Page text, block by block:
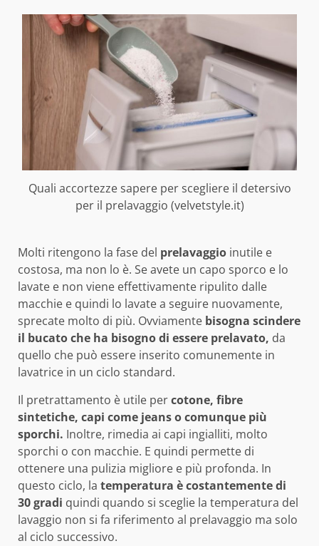
Quali accortezze sapere per scegliere il detersivo
per il prelavaggio (velvetstyle.it)
Molti ritengono la fase del prelavaggio inutile e
costosa, ma non lo è. Se avete un capo sporco e lo
lavate e non viene effettivamente ripulito dalle
macchie e quindi lo lavate a seguire nuovamente,
sprecate molto di più. Ovviamente bisogna scindere
il bucato che ha bisogno di essere prelavato, da
quello che può essere inserito comunemente in
lavatrice in un ciclo standard.
Il pretrattamento è utile percotone, fibre
sintetiche, capi come jeans o comunque più
sporchi. Inoltre, rimedia ai capi ingialliti, molto
sporchi o con macchie. E quindi permette di
ottenere una pulizia migliore e più profonda. In
questo ciclo, la temperatura è costantemente di
30 gradi quindi quando si sceglie la temperatura del
lavaggio non si fa riferimento al prelavaggio ma solo
al ciclo successivo.